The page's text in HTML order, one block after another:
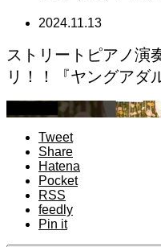
2024.11.13
ストリートピアノ演
リ！！『ヤングアダ
Tweet
Share
Hatena
Pocket
RSS
feedly
Pin it